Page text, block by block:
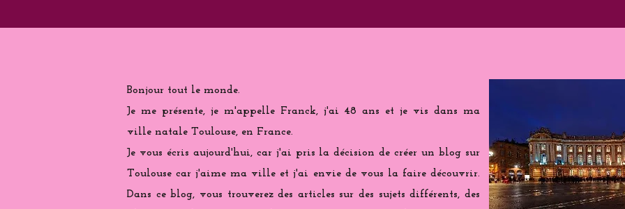
Bonjour tout le monde.
Je me présente, je m'appelle Franck, j'ai 48 ans et je vis dans ma
ville natale Toulouse, en France.
Je vous écris aujourd'hui, car j'ai pris la décision de créer un blog sur
Toulouse car j'aime ma ville et j'ai envie de vous la faire découvrir.
Dans ce blog, vous trouverez des articles sur des sujets différents, des